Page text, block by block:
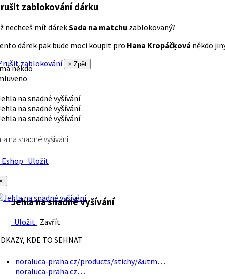
zablokování dárku
nechceš mít dárekSada na matchu zablokovaný?
dárek pak bude moci koupit pro Hana Kropáčķová někdo
zablokování
× Zpět
někdo
na snadné vyšívání
Uložit
Jehla na snadné vyšívání
Uložit Zavřít
KDE TO SEHNAT
noraluca-praha.cz/products/stichy/&utm…
noraluca-praha.cz…